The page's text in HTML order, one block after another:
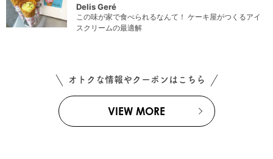
Delis Geré
この味が家で食べられるなんて！ ケーキ屋がつくるアイ
スクリームの最適解
オトクな情報やクーポンはこちら
VIEW MORE